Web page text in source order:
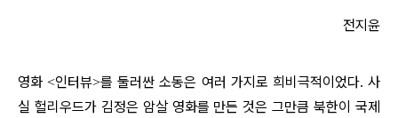
전지윤
영화<인터뷰>를 둘러싼 소동은 여러 가지로 희비극적이었다.사
실 헐리우드가 김정은 암살 영화를 만든 것은 그만큼 북한이 국제